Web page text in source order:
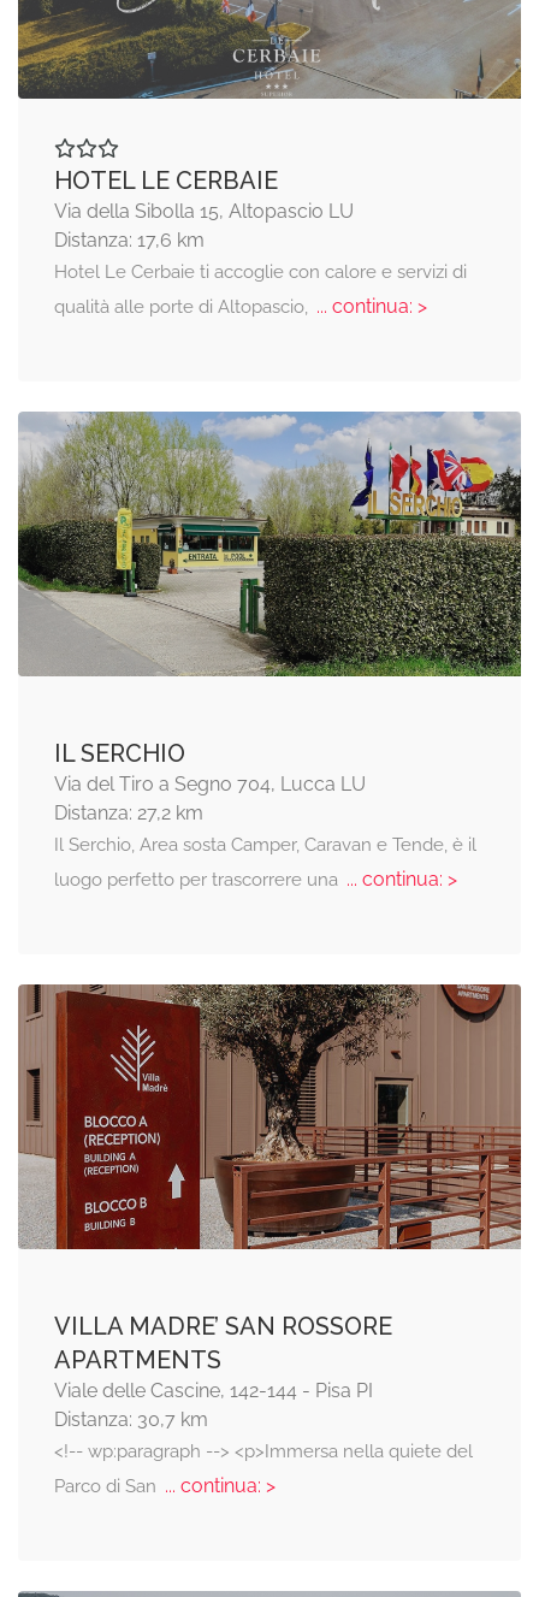
HOTEL LE CERBAIE
Via della Sibolla 15, Altopascio LU
Distanza: 17,6 km
Hotel Le Cerbaie ti accoglie con calore e servizi di
qualità alle porte di Altopascio,
... continua: >
IL SERCHIO
Via del Tiro a Segno 704, Lucca LU
Distanza: 27,2 km
Il Serchio, Area sosta Camper, Caravan e Tende, è il
luogo perfetto per trascorrere una ... continua: >
VILLA MADRE’ SAN ROSSORE
APARTMENTS
Viale delle Cascine, 142-144 - Pisa PI
Distanza: 30,7 km
<!-- wp:paragraph --> <p>Immersa nella quiete del
Parco di San ... continua: >